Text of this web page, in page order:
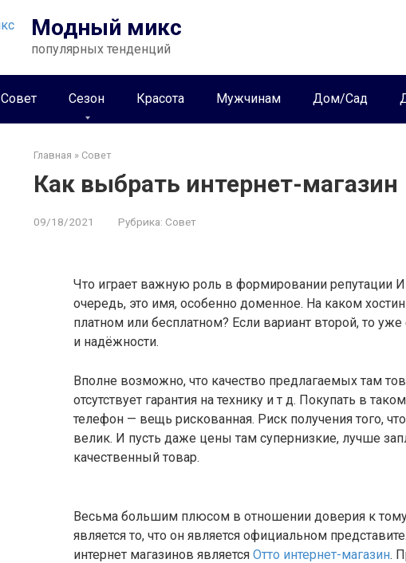
Модный микс
популярных тенденций
Совет Сезон Красота Мужчинам Дом/Сад
Главная » Совет
Как выбрать интернет-магазин
09/18/2021 Рубрика: Совет
Что играет важную роль в формировании репутации
очередь, это имя, особенно доменное. На каком
платном или бесплатном? Если вариант второй, то
и надёжности.
Вполне возможно, что качество предлагаемых там
отсутствует гарантия на технику и т д. Покупать в
телефон — вещь рискованная. Риск получения того,
велик. И пусть даже цены там супернизкие, лучше
качественный товар.
Весьма большим плюсом в отношении доверия к
является то, что он является официальном
интернет магазинов является Отто интернет-магазин.